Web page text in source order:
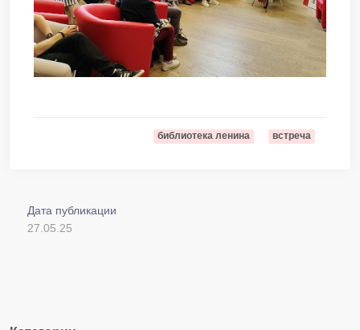
библиотека ленина встреча
Дата публикации
27.05.25